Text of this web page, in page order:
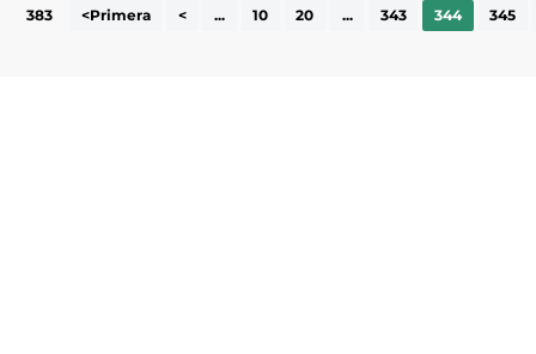
383
<Primera < ... 10 20 ... 343 344 345